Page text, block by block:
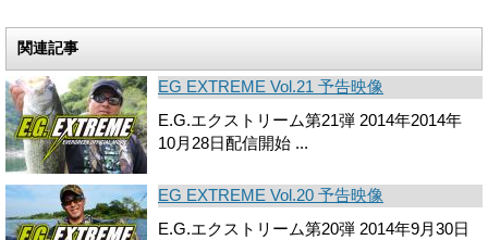
関連記事
EG EXTREME Vol.21 予告映像
E.G.エクストリーム第21弾 2014年2014年
10月28日配信開始 ...
EG EXTREME Vol.20 予告映像
E.G.エクストリーム第20弾 2014年9月30日